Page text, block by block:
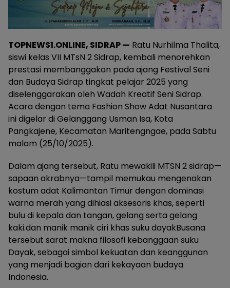
TOPNEWS1.ONLINE, SIDRAP — Ratu Nurhilma Thalita,
siswi kelas VII MTsN 2 Sidrap, kembali menorehkan
prestasi membanggakan pada ajang Festival Seni
dan Budaya Sidrap tingkat pelajar 2025 yang
diselenggarakan oleh Wadah Kreatif Seni Sidrap.
Acara dengan tema Fashion Show Adat Nusantara
ini digelar di Gelanggang Usman Isa, Kota
Pangkajene, Kecamatan Maritengngae, pada Sabtu
malam (25/10/2025).
Dalam ajang tersebut, Ratu mewakili MTSN 2 sidrap—
sapaan akrabnya—tampil memukau mengenakan
kostum adat Kalimantan Timur dengan dominasi
warna merah yang dihiasi aksesoris khas, seperti
bulu di kepala dan tangan, gelang serta gelang
kaki.dan manik manik ciri khas suku dayakBusana
tersebut sarat makna filosofi kebanggaan suku
Dayak, sebagai simbol kekuatan dan keanggunan
yang menjadi bagian dari kekayaan budaya
Indonesia.